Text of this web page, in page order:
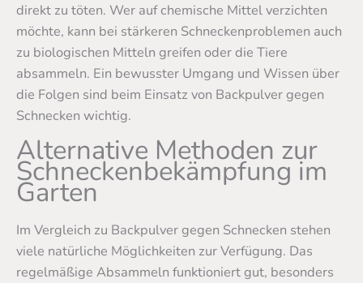
direkt zu töten. Wer auf chemische Mittel verzichten
möchte, kann bei stärkeren Schneckenproblemen auch
zu biologischen Mitteln greifen oder die Tiere
absammeln. Ein bewusster Umgang und Wissen über
die Folgen sind beim Einsatz von Backpulver gegen
Schnecken wichtig.
Alternative Methoden zur
Schneckenbekämpfung im
Garten
Im Vergleich zu Backpulver gegen Schnecken stehen
viele natürliche Möglichkeiten zur Verfügung. Das
regelmäßige Absammeln funktioniert gut, besonders